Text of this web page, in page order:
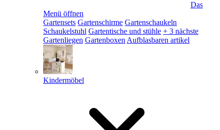
Das
Menü öffnen
Gartensets Gartenschirme Gartenschaukeln
Schaukelstuhl Gartentische und stühle + 3 nächste
Gartenliegen Gartenboxen Aufblasbaren artikel
Kindermöbel